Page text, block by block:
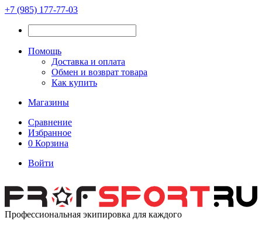
+7 (985) 177-77-03
Помощь
Доставка и оплата
Обмен и возврат товара
Как купить
Магазины
Сравнение
Избранное
0 Корзина
Войти
Профессиональная экипировка для каждого